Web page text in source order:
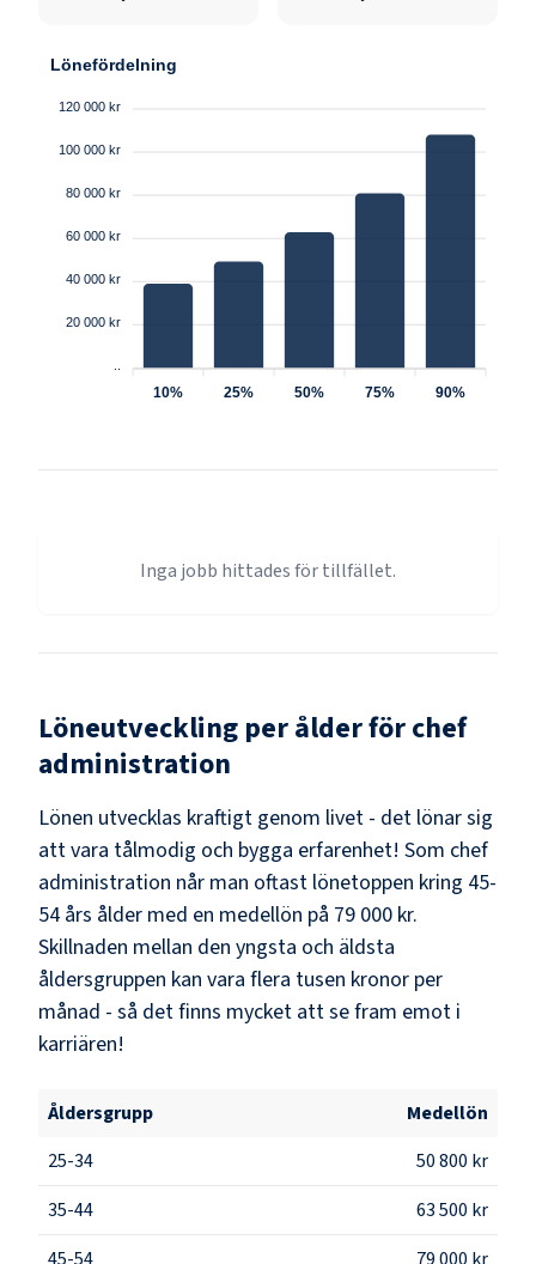
Lönefördelning
120 000 kr
100 000 kr
80 000 kr
60 000 kr
40 000 kr
20 000 kr
10% 25% 50% 75% 90%
Inga jobb hittades för tillfället.
Löneutveckling per ålder förchef
administration
Lönen utvecklas kraftigt genom livet - det lönar sig
att vara tålmodig och bygga erfarenhet! Som chef
administration når man oftast lönetoppen kring 45-
54 års ålder med en medellön på 79 000 kr.
Skillnaden mellan den yngsta och äldsta
åldersgruppen kan vara flera tusen kronor per
månad - så det finns mycket att se fram emot i
karriären!
Åldersgrupp
Medellön
25-34
50 800 kr
35-44
63 500 kr
45-54
79 000 kr